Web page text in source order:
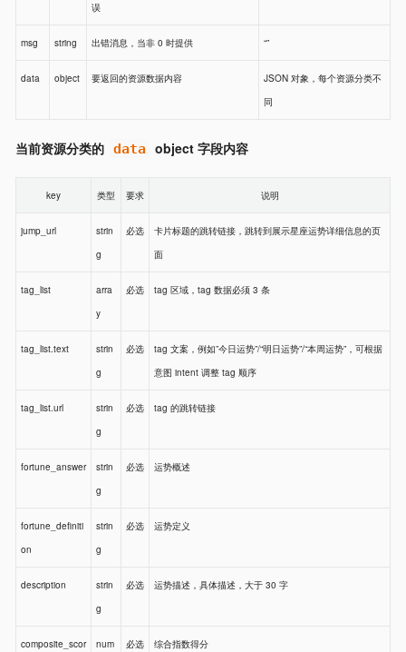
误
msg string 出错消息，当非 0 时提供 “”
data object 要返回的资源数据内容
JSON 对象，每个资源分类不
同
当前资源分类的 data object 字段内容
key 类型 要求 说明
jump_url
strin
g
必选
卡片标题的跳转链接，跳转到展示星座运势详细信息的页
面
tag_list
arra
y
必选 tag 区域，tag 数据必须 3 条
tag_list.text
strin
g
必选
tag 文案，例如”今日运势”/“明日运势”/“本周运势”，可根据
意图 intent 调整 tag 顺序
tag_list.url
strin
g
必选 tag 的跳转链接
fortune_answer
strin
g
必选 运势概述
fortune_definiti
on
strin
g
必选 运势定义
description
strin
g
必选 运势描述，具体描述，大于 30 字
composite_scor
num
必选 综合指数得分